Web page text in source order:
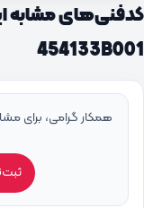
کدفنی‌های مشابه
454133B001
همکار گرامی، برای